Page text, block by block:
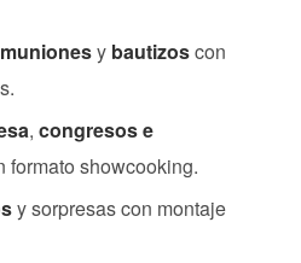
y bautizoscon
, congresos e
formato showcooking.
y sorpresas con montaje